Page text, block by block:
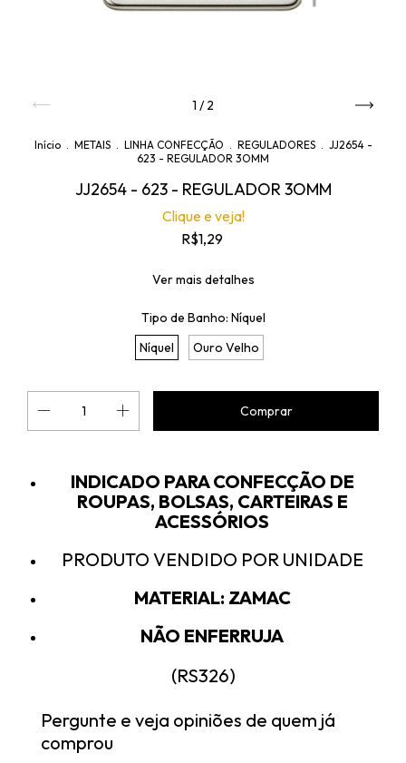
1 /2
Início . METAIS . LINHA CONFECÇÃO . REGULADORES . JJ2654 -
623 - REGULADOR 3OMM
JJ2654 - 623 - REGULADOR 3OMM
Clique e veja!
R$1,29
Ver mais detalhes
Tipo de Banho: Níquel
Níquel
Ouro Velho
INDICADO PARA CONFECÇÃO DE
ROUPAS, BOLSAS, CARTEIRAS E
ACESSÓRIOS
PRODUTO VENDIDO POR UNIDADE
MATERIAL: ZAMAC
NÃO ENFERRUJA
(RS326)
Pergunte e veja opiniões de quem já
comprou